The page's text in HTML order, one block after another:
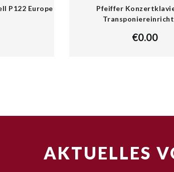
P122 Europe
Pfeiffer
€0.00
AKTUELLES